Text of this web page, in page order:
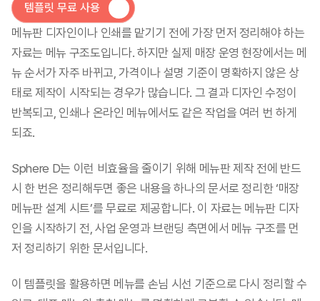
템플릿 무료 사용
메뉴판 디자인이나 인쇄를 맡기기 전에 가장 먼저 정리해야 하는
자료는 메뉴 구조도입니다. 하지만 실제 매장 운영 현장에서는 메
뉴 순서가 자주 바뀌고, 가격이나 설명 기준이 명확하지 않은 상
태로 제작이 시작되는 경우가 많습니다. 그 결과 디자인 수정이
반복되고, 인쇄나 온라인 메뉴에서도 같은 작업을 여러 번 하게
되죠.
Sphere D는 이런 비효율을 줄이기 위해 메뉴판 제작 전에 반드
시 한 번은 정리해두면 좋은 내용을 하나의 문서로 정리한 ‘매장
메뉴판 설계 시트’를 무료로 제공합니다. 이 자료는 메뉴판 디자
인을 시작하기 전, 사업 운영과 브랜딩 측면에서 메뉴 구조를 먼
저 정리하기 위한 문서입니다.
이 템플릿을 활용하면 메뉴를 손님 시선 기준으로 다시 정리할 수